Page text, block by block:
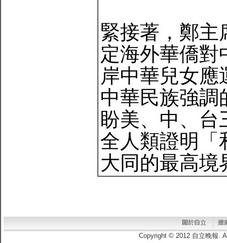
緊接著，鄭主
定海外華僑對
岸中華兒女
中華民族強調
盼美、中、
全人類證明「
大同的最高境
Copyright © 2012 自立晚報.